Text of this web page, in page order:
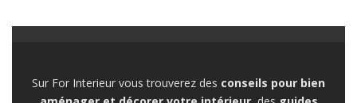
Sur For Interieur vous trouverez des conseils pour bien